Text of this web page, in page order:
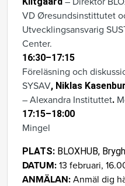
VD Øresundsinstittutet
Utvecklingsansvarig
Center.
16:30–17:15
Föreläsning och
SYSAV, Niklas
– Alexandra Instituttet.
17:15–18:00
Mingel
PLATS: BLOXHUB,
DATUM: 13 februari,
ANMÄLAN: Anmäl dig